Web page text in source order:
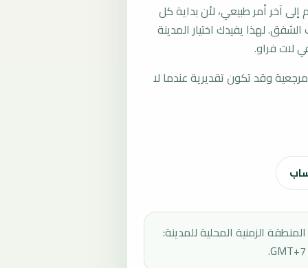
آخر أمر طبيعي، لأن بداية كل
لهذا يفيدك اختيار المدينة
لات فراو.
وقد تكون تقديرية عندما لا
المنطقة الزمنية المحلية للمدينة:
GMT+7.